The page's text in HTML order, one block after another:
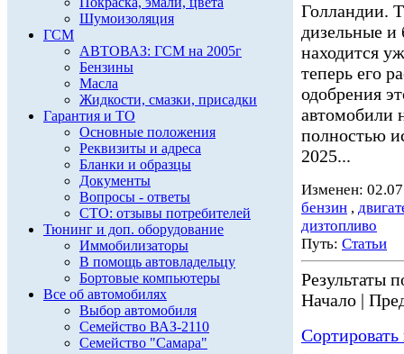
Шумоизоляция
ГСМ
АВТОВАЗ: ГСМ на 2005г
Бензины
Масла
Жидкости, смазки, присадки
Гарантия и ТО
Основные положения
Реквизиты и адреса
Бланки и образцы
Документы
Вопросы - ответы
СТО: отзывы потребителей
Тюнинг и доп. оборудование
Иммобилизаторы
В помощь автовладельцу
Бортовые компьютеры
Все об автомобилях
Выбор автомобиля
Семейство ВАЗ-2110
Семейство "Самара"
Голландии.
дизельные
находится
теперь его
одобрения
автомобили
полностью
2025...
Изменен:
бензин ,
дизтопливо
Путь: Статьи
Результаты
Начало |